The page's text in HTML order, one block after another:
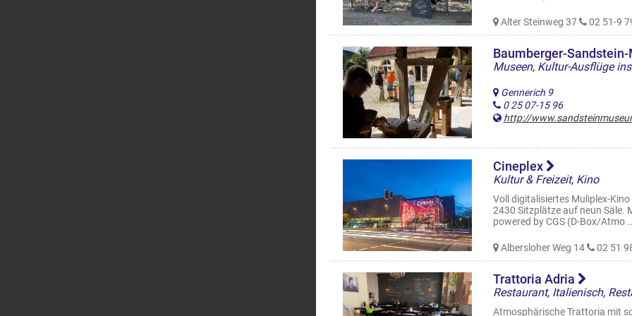
Alter Steinweg 37 02 51-9
Baumberger-
Museen, Kultur-Ausflüge
Gennerich 9
0 25 07-15 96
http://
Cineplex
Kultur & Freizeit, Kino
Voll digitalisiertes Muliplex-
2430 Sitzplätze auf neun Säle.
powered by CGS (D-Box/Atmo
Albersloher Weg 14 02 51
Trattoria Adria
Restaurant, Italienisch,
Atmosphärische Trattoria mit